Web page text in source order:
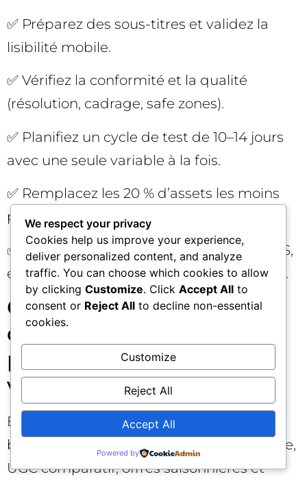
✅ Préparez des sous-titres et validez la
lisibilité mobile.
✅ Vérifiez la conformité et la qualité
(résolution, cadrage, safe zones).
✅ Planifiez un cycle de test de 10–14 jours
avec une seule variable à la fois.
✅ Remplacez les 20 % d’assets les moins
performants par de nouvelles variantes.
✅ Contrôlez l’impact global sur CPA/ROAS,
et pas seulement sur les métriques vidéo.
Cas d’usage : comment
différentes verticales
peuvent profiter de 15
vidéos
E-commerce retail 🛍️: combinez vidéos
best-sellers, démonstrations par catégorie,
UGC comparatif, offres saisonnières et
We respect your privacy
Cookies help us improve your experience,
deliver personalized content, and analyze
traffic. You can choose which cookies to allow
by clicking Customize. Click Accept All to
consent or Reject All to decline non-essential
cookies.
Customize
Reject All
Accept All
Powered by